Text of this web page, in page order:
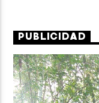
PUBLICIDAD